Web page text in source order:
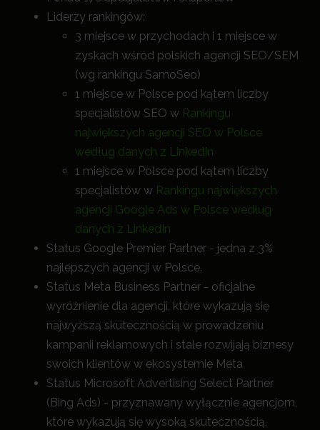
Liderzy rankingów:
3 miejsce w przychodach i 1 miejsce w
zyskach wśród polskich agencji SEO/SEM
(wg rankingu SamoSeo)
1 miejsce w Polsce pod kątem liczby
specjalistów SEO w Rankingu
największych agencji SEO w Polsce
według danych z LinkedIn
1 miejsce w Polsce pod kątem liczby
specjalistów w Rankingu największych
agencji Google Ads w Polsce według
danych z LinkedIn
Status Google Premier Partner - jedna z 3%
najlepszych agencji w Polsce.
Status Meta Business Partner - oficjalne
wyróżnienie dla agencji, które wykazują się
najwyższą skutecznością w prowadzeniu
kampanii reklamowych i stale rozwijają biznesy
swoich klientów w ekosystemie Meta
Status Microsoft Advertising Select Partner
(Bing Ads) - przyznawany wyłącznie agencjom,
które wykazują się wysoką skutecznością,